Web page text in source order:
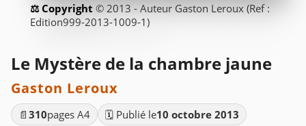
© 2013 - Auteur Gaston Leroux (Ref :
Edition999-2013-1009-1)
Le Mystère de la chambre jaune
Gaston Leroux
📄 310pages A4 🗓️ Publié le10 octobre 2013